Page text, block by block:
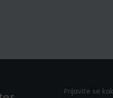
Prijavite se